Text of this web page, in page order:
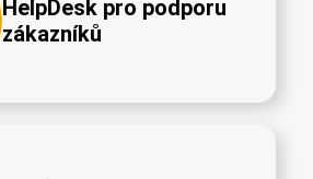
HelpDesk pro podporu
zákazníků